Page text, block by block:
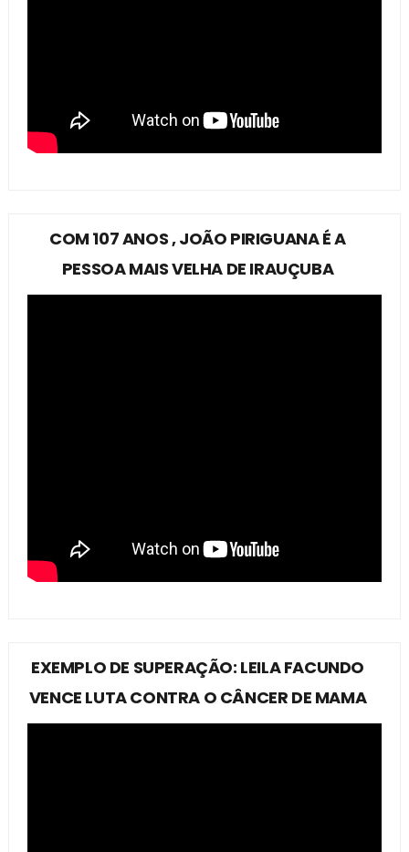
COM 107 ANOS , JOÃO PIRIGUANA É A
PESSOA MAIS VELHA DE IRAUÇUBA
EXEMPLO DE SUPERAÇÃO: LEILA FACUNDO
VENCE LUTA CONTRA O CÂNCER DE MAMA